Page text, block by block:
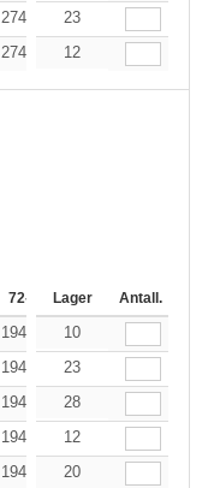
274.96 261.24
23
274.96 261.24
12
72-143 144-287
Lager Antall.
194.79 184.98
10
194.79 184.98
23
194.79 184.98
28
194.79 184.98
12
194.79 184.98
20